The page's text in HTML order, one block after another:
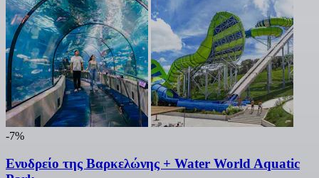
-7%
Ενυδρείο της Βαρκελώνης + Water World Aquatic